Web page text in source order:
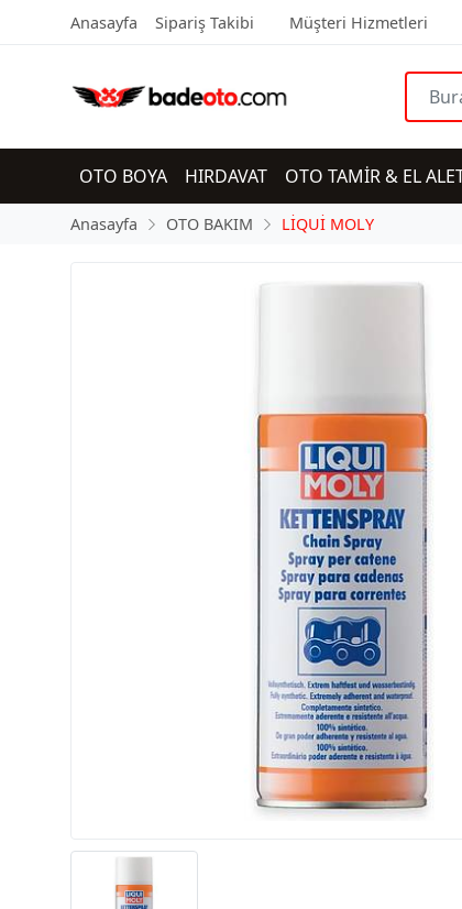
Anasayfa Sipariş Takibi Müşteri Hizmetleri
OTO BOYA HIRDAVAT OTO TAMİR & EL
Anasayfa OTO BAKIM LİQUİ MOLY